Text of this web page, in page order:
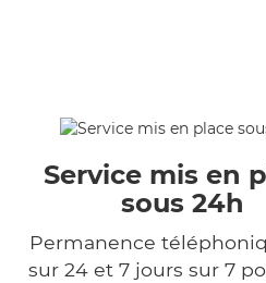
Service mis en
sous 24h
Permanence
sur 24 et 7 jours sur 7